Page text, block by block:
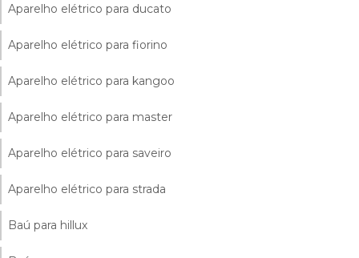
Aparelho elétrico para ducato
Aparelho elétrico para fiorino
Aparelho elétrico para kangoo
Aparelho elétrico para master
Aparelho elétrico para saveiro
Aparelho elétrico para strada
Baú para hillux